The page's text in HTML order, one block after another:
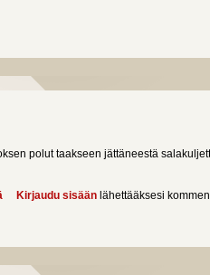
polut taakseen jättäneestä
about Salakuljettaja
Kirjaudu sisään lähettääksesi